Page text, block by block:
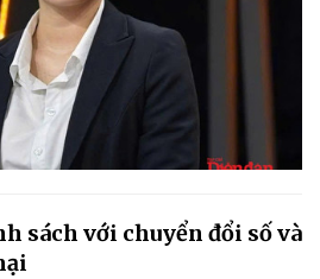
sách với chuyển đổi số và